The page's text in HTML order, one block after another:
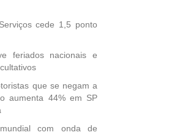
cede 1,5 ponto
feriados nacionais e
que se negam a
aumenta 44% em SP
com onda de